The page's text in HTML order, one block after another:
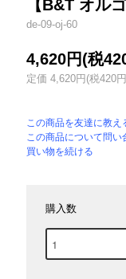
【B&T オル
de-09-oj-60
4,620円(税
定価 4,620円(税420
この商品を友達に教え
この商品について問い
買い物を続ける
購入数